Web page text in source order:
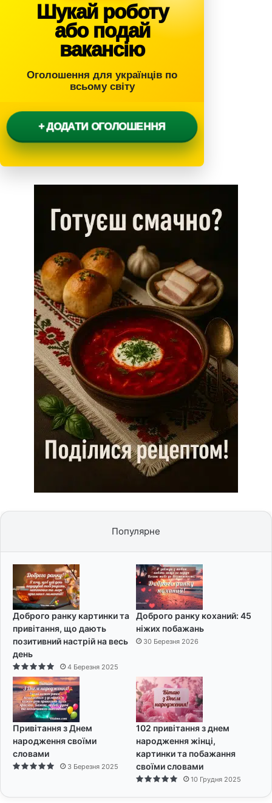
Шукай роботу
або подай
вакансію
Оголошення для українців по
всьому світу
+ ДОДАТИ ОГОЛОШЕННЯ
Популярне
Доброго ранку картинки та
привітання, що дають
позитивний настрій на весь
день
4 Березня 2025
Доброго ранку коханий: 45
ніжих побажань
30 Березня 2026
Привітання з Днем
народження своїми
словами
3 Березня 2025
102 привітання з днем
народження жінці,
картинки та побажання
своїми словами
10 Грудня 2025